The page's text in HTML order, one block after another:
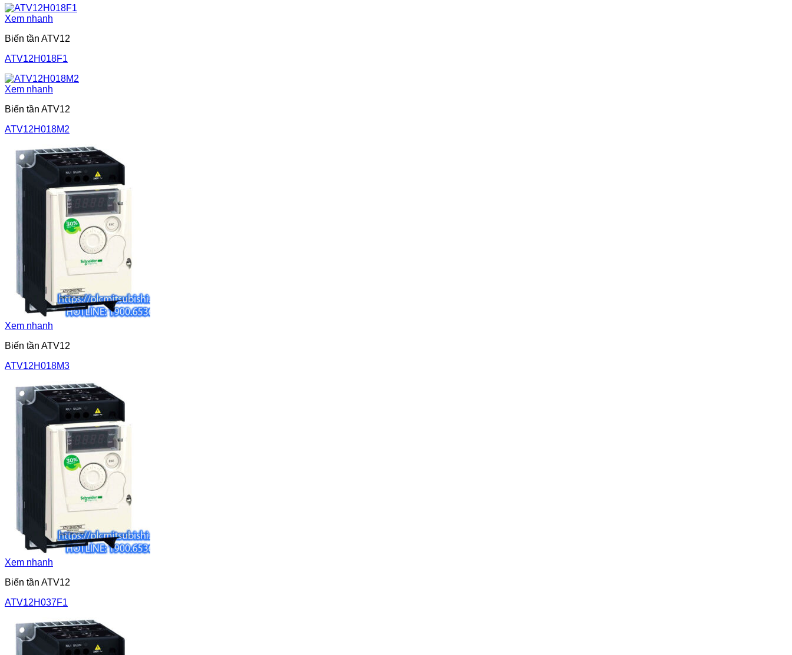
Xem nhanh
Biến tần ATV12
ATV12H018F1
Xem nhanh
Biến tần ATV12
ATV12H018M2
Xem nhanh
Biến tần ATV12
ATV12H018M3
Xem nhanh
Biến tần ATV12
ATV12H037F1